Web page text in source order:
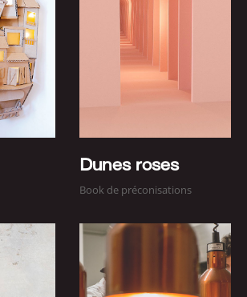
Dunes roses
Book de préconisations